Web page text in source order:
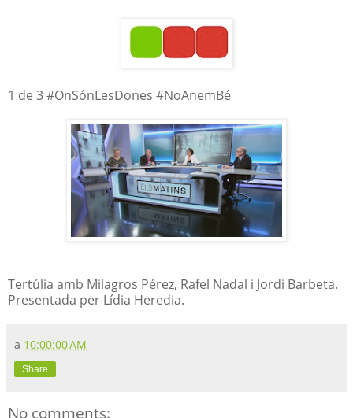
1 de 3 #OnSónLesDones #NoAnemBé
Tertúlia amb Milagros Pérez, Rafel Nadal i Jordi Barbeta.
Presentada per Lídia Heredia.
a 10:00:00 AM
Share
No comments: